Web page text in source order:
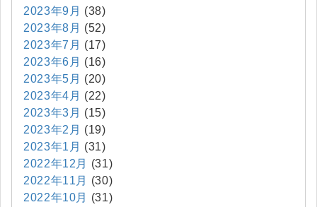
2023年9月 (38)
2023年8月 (52)
2023年7月 (17)
2023年6月 (16)
2023年5月 (20)
2023年4月 (22)
2023年3月 (15)
2023年2月 (19)
2023年1月 (31)
2022年12月
(31)
2022年11月
(30)
2022年10月
(31)